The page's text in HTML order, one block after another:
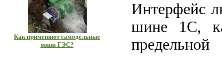
Интерфейс
шине 1С,
Как применяют самодельные
мини-ГЭС?